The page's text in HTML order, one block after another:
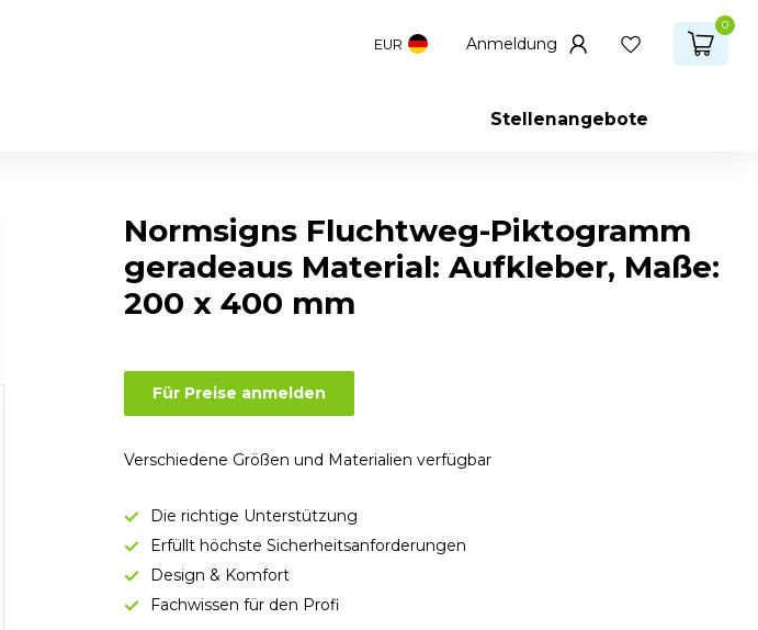
EUR Anmeldung
0
Stellenangebote
Normsigns Fluchtweg-Piktogramm
geradeaus Material: Aufkleber, Maße:
200 x 400 mm
Für Preise anmelden
Verschiedene Größen und Materialien verfügbar
Die richtige Unterstützung
Erfüllt höchste Sicherheitsanforderungen
Design & Komfort
Fachwissen für den Profi